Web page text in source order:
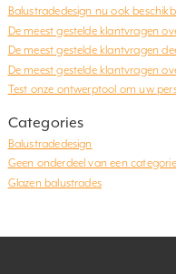
Balustradedesign nu ook
De meest gestelde klantvragen
De meest gestelde klantvragen
De meest gestelde klantvragen
Test onze ontwerptool om uw
Categories
Balustradedesign
Geen onderdeel van een categorie
Glazen balustrades